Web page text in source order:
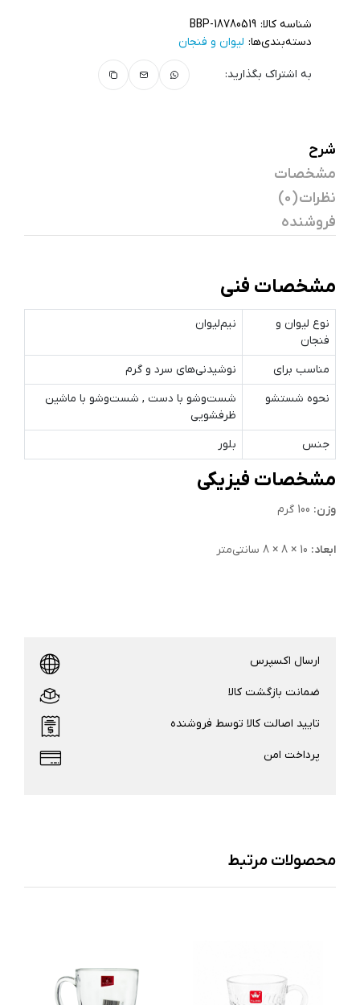
شناسه کالا: BBP-18780519
دسته‌بندی‌ها: لیوان و فنجان
به اشتراک بگذارید:
شرح
مشخصات
نظرات (0)
فروشنده
مشخصات فنی
نوع لیوان و
فنجان
نیم‌لیوان
مناسب برای
نوشیدنی‌های سرد و گرم
نحوه شستشو
شست‌وشو با دست , شست‌وشو با ماشین
ظرفشویی
جنس
بلور
مشخصات فیزیکی
وزن:
ابعاد:
ارسال اکسپرس
ضمانت بازگشت کالا
تایید اصالت کالا توسط فروشنده
پرداخت امن
محصولات مرتبط